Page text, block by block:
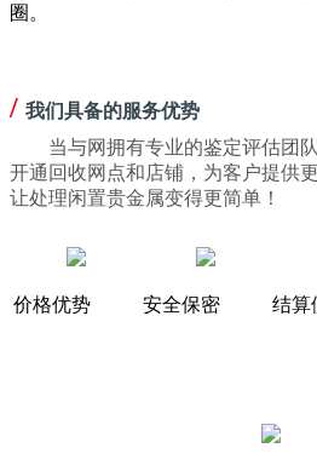
圈。
/ 我们具备的服务优势
当与网拥有专业的鉴定评估团
开通回收网点和店铺，为客户提供
让处理闲置贵金属变得更简单！
价格优势 安全保密 结算